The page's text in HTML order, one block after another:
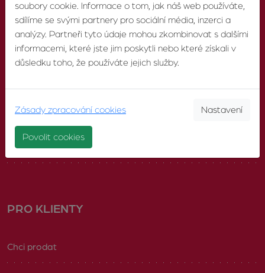
O AGENTUŘE
O nás
Náš tým
Volná pracovní místa
PRO KLIENTY
Chci prodat
soubory cookie. Informace o tom, jak náš web používáte,
sdílíme se svými partnery pro sociální média, inzerci a
analýzy. Partneři tyto údaje mohou zkombinovat s dalšími
informacemi, které jste jim poskytli nebo které získali v
důsledku toho, že používáte jejich služby.
Zásady zpracování cookies Nastavení
Povolit cookies